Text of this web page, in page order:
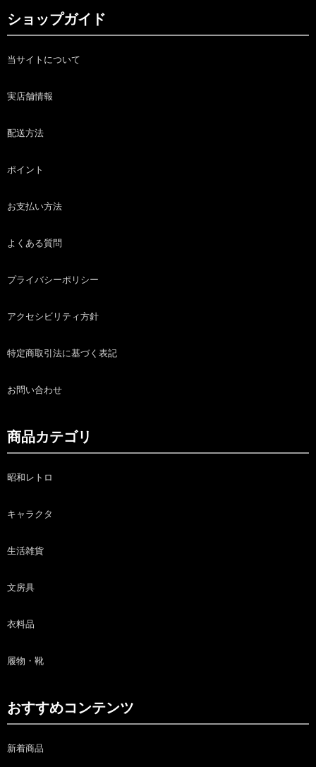
ショップガイド
当サイトについて
実店舗情報
配送方法
ポイント
お支払い方法
よくある質問
プライバシーポリシー
アクセシビリティ方針
特定商取引法に基づく表記
お問い合わせ
商品カテゴリ
昭和レトロ
キャラクタ
生活雑貨
文房具
衣料品
履物・靴
おすすめコンテンツ
新着商品